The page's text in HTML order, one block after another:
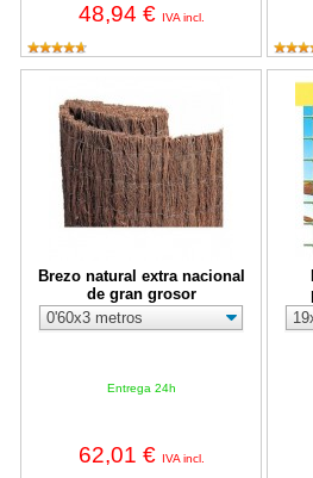
48,94 € IVA incl.
Brezo natural extra nacional
de gran grosor
Entrega 24h
62,01 € IVA incl.
Brezo natural extra nacional de gran